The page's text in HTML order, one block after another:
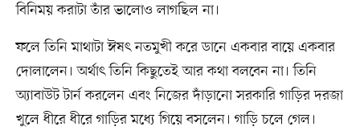
বিনিময় করাটা তাঁর ভালোও লাগছিল না।
ফলে তিনি মাথাটা ঈষৎ নতমুখী করে ডানে একবার বায়ে একবার
দোলালেন। অর্থাৎ তিনি কিছুতেই আর কথা বলবেন না। তিনি
অ্যাবাউট টার্ন করলেন এবং নিজের দাঁড়ানো সরকারি গাড়ির দরজা
খুলে ধীরে ধীরে গাড়ির মধ্যে গিয়ে বসলেন। গাড়ি চলে গেল।